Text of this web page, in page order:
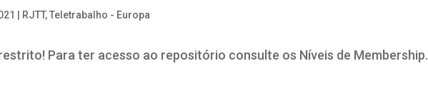
RJTT,Teletrabalho - Europa
Para ter acesso ao repositório consulte os Níveis de Membership.